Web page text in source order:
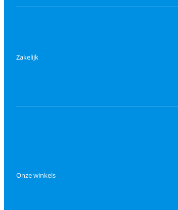
Zakelijk
Onze winkels